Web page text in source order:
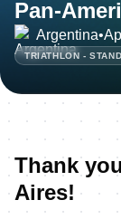
Pan-
Argentina•
TRIATHLON -
Thank
Aires!